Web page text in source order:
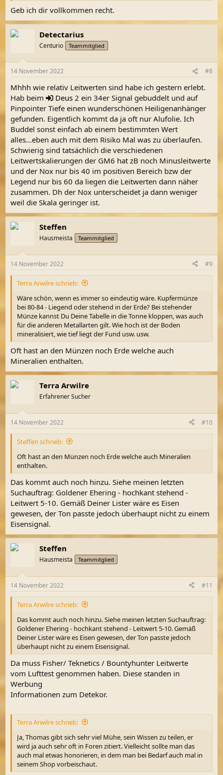
Geb ich dir vollkommen recht.
Detectarius
Centurio Teammitglied
14 November 2022 #8
Mhhh wie relativ Leitwerten sind habe ich gestern erlebt.
Hab beim
Deus 2 ein 34er Signal gebuddelt und auf
Pinpointer Tiefe einen wunderschönen Heiligenanhänger
gefunden. Eigentlich kommt da ja oft nur Alufolie. Ich
Buddel sonst einfach ab einem bestimmten Wert
alles...eben auch mit dem Risiko Mal was zu überlaufen.
Schwierig sind tatsächlich die verschiedenen
Leitwertskalierungen der GM6 hat zB noch Minusleitwerte
und der Nox nur bis 40 im positiven Bereich bzw der
Legend nur bis 60 da liegen die Leitwerten dann näher
zusammen. Dh der Nox unterscheidet ja dann weniger
weil die Skala geringer ist.
Steffen
Hausmeista Teammitglied
14 November 2022 #9
Terra Arwilre schrieb:
Wäre schön, wenn es immer so eindeutig wäre. Kupfermünze
bei 80-84 - Liegend oder stehend in der Erde? Bei stehender
Münze kannst Du Deine Tabelle in die Tonne kloppen, was auch
für die anderen Metallarten gilt. Wie hoch ist der Boden
mineralisiert, wie tief liegt der Fund usw. usw.
Oft hast an den Münzen noch Erde welche auch
Mineralien enthalten.
Terra Arwilre
Erfahrener Sucher
14 November 2022 #10
Steffen schrieb:
Oft hast an den Münzen noch Erde welche auch Mineralien
enthalten.
Das kommt auch noch hinzu. Siehe meinen letzten
Suchauftrag: Goldener Ehering - hochkant stehend -
Leitwert 5-10. Gemäß Deiner Lister wäre es Eisen
gewesen, der Ton passte jedoch überhaupt nicht zu einem
Eisensignal.
Steffen
Hausmeista Teammitglied
14 November 2022 #11
Terra Arwilre schrieb:
Das kommt auch noch hinzu. Siehe meinen letzten Suchauftrag:
Goldener Ehering - hochkant stehend - Leitwert 5-10. Gemäß
Deiner Lister wäre es Eisen gewesen, der Ton passte jedoch
überhaupt nicht zu einem Eisensignal.
Da muss Fisher/ Teknetics / Bountyhunter Leitwerte
vom Lufttest genommen haben. Diese standen in
Werbung
Informationen zum Detekor.
Terra Arwilre schrieb:
Ja, Thomas gibt sich sehr viel Mühe, sein Wissen zu teilen, er
wird ja auch sehr oft in Foren zitiert. Vielleicht sollte man das
auch mal etwas honorieren, in dem man bei Bedarf auch mal in
seinem Shop vorbeischaut.